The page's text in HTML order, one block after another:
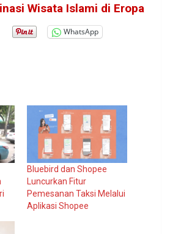
Wisata Islami di Eropa
WhatsApp
Bluebird dan Shopee
Luncurkan Fitur
Pemesanan Taksi Melalui
Aplikasi Shopee